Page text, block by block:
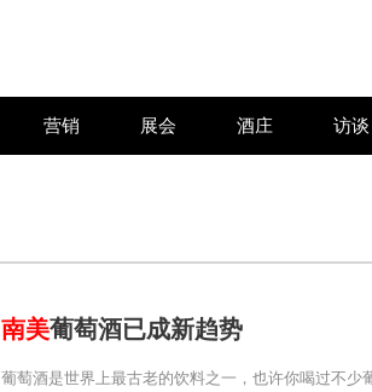
营销 展会 酒庄 访谈
南美葡萄酒已成新趋势
葡萄酒是世界上最古老的饮料之一，也许你喝过不少